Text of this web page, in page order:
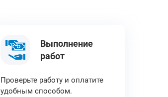
Выполнение
работ
Проверьте работу и оплатите
удобным способом.